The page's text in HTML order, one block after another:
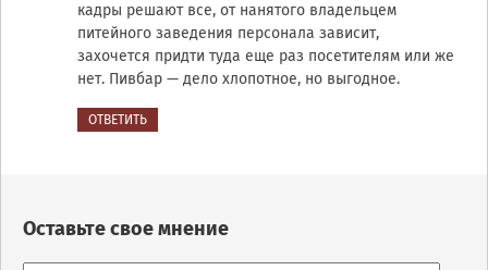
кадры решают все, от нанятого владельцем
питейного заведения персонала зависит,
захочется придти туда еще раз посетителям или же
нет. Пивбар — дело хлопотное, но выгодное.
ОТВЕТИТЬ
Оставьте свое мнение